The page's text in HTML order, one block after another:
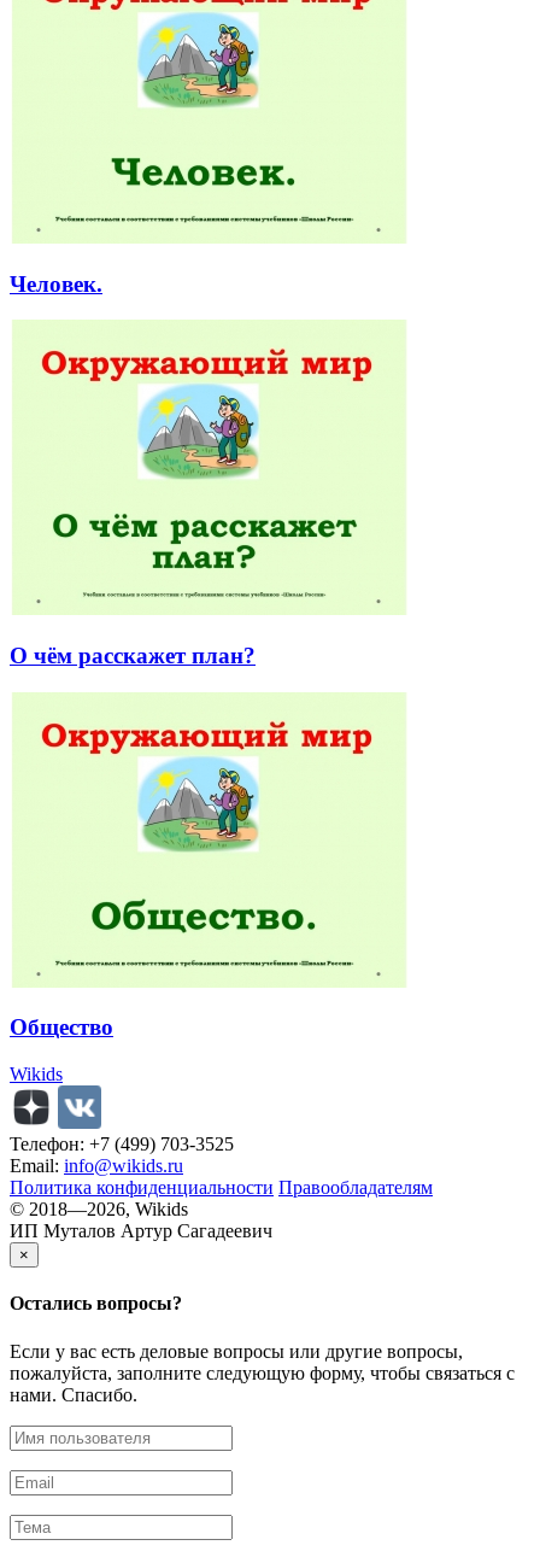
Человек.
О чём расскажет план?
Общество
Wikids
Телефон: +7 (499) 703-3525
Email: info@wikids.ru
Политика конфиденциальности Правообладателям
© 2018—2026, Wikids
ИП Муталов Артур Сагадеевич
×
Остались вопросы?
Если у вас есть деловые вопросы или другие вопросы,
пожалуйста, заполните следующую форму, чтобы связаться с
нами. Спасибо.